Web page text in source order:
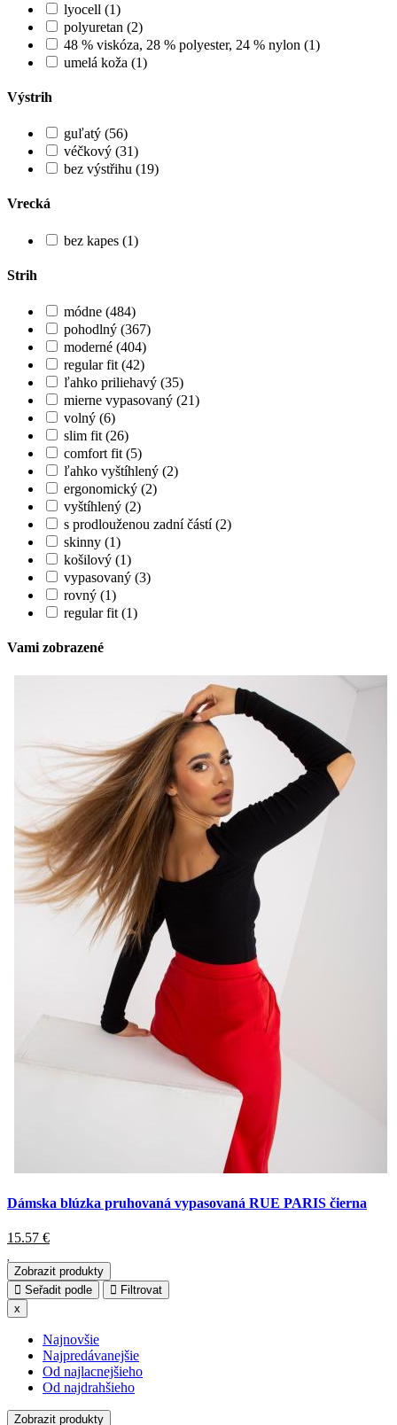
lyocell (1)
polyuretan (2)
48 % viskóza, 28 % polyester, 24 % nylon (1)
umelá koža (1)
Výstrih
guľatý (56)
véčkový (31)
bez výstřihu (19)
Vrecká
bez kapes (1)
Strih
módne (484)
pohodlný (367)
moderné (404)
regular fit (42)
ľahko priliehavý (35)
mierne vypasovaný (21)
volný (6)
slim fit (26)
comfort fit (5)
ľahko vyštíhlený (2)
ergonomický (2)
vyštíhlený (2)
s prodlouženou zadní částí (2)
skinny (1)
košilový (1)
vypasovaný (3)
rovný (1)
regular fit (1)
Vami zobrazené
Dámska blúzka pruhovaná vypasovaná RUE PARIS čierna
15.57 €
Zobrazit produkty
Seřadit podle
Filtrovat
x
Najnovšie
Najpredávanejšie
Od najlacnejšieho
Od najdrahšieho
Zobrazit produkty